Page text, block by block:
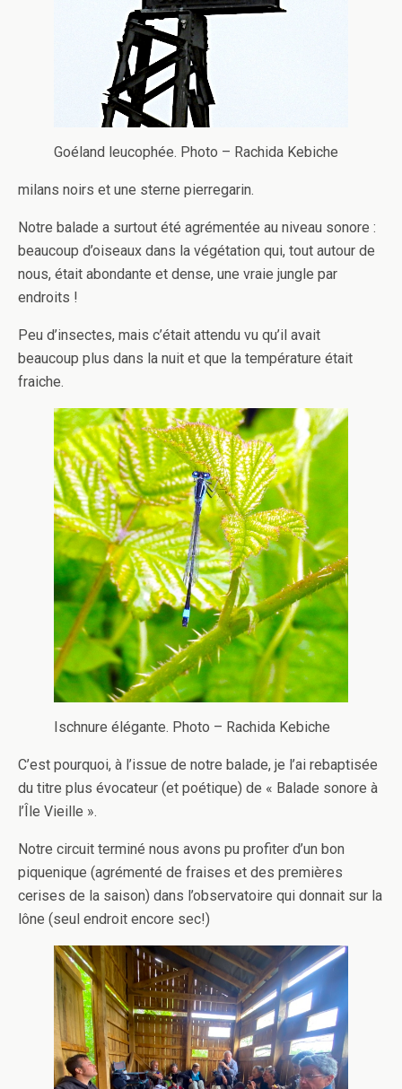
Goéland leucophée. Photo – Rachida Kebiche
milans noirs et une sterne pierregarin.
Notre balade a surtout été agrémentée au niveau sonore :
beaucoup d’oiseaux dans la végétation qui, tout autour de
nous, était abondante et dense, une vraie jungle par
endroits !
Peu d’insectes, mais c’était attendu vu qu’il avait
beaucoup plus dans la nuit et que la température était
fraiche.
Ischnure élégante. Photo – Rachida Kebiche
C’est pourquoi, à l’issue de notre balade, je l’ai rebaptisée
du titre plus évocateur (et poétique) de « Balade sonore à
l’Île Vieille ».
Notre circuit terminé nous avons pu profiter d’un bon
piquenique (agrémenté de fraises et des premières
cerises de la saison) dans l’observatoire qui donnait sur la
lône (seul endroit encore sec!)